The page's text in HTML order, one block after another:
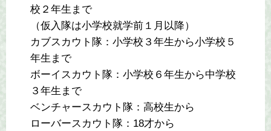
校２年生まで
（仮入隊は小学校就学前１月以降）
カブスカウト隊：小学校３年生から小学校５
年生まで
ボーイスカウト隊：小学校６年生から中学校
３年生まで
ベンチャースカウト隊：高校生から
ローバースカウト隊：18才から